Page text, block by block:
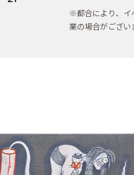
※都合により、イ
業の場合がござい